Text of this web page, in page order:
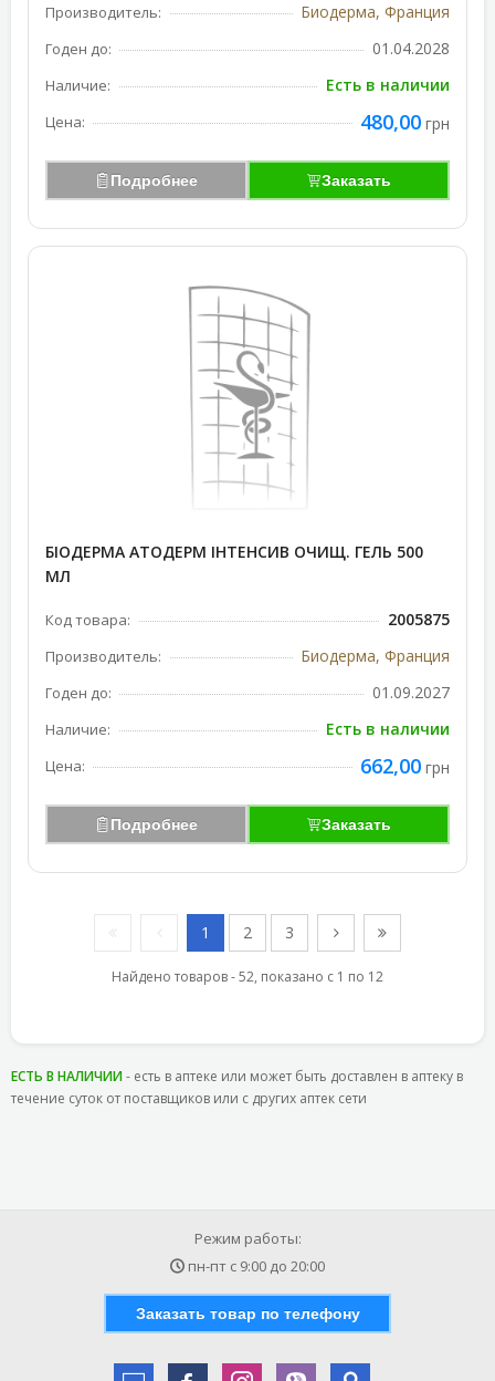
Производитель: Биодерма, Франция
Годен до: 01.04.2028
Наличие: Есть в наличии
Цена: 480,00 грн
Подробнее Заказать
БІОДЕРМА АТОДЕРМ ІНТЕНСИВ ОЧИЩ. ГЕЛЬ 500
МЛ
Код товара: 2005875
Производитель: Биодерма, Франция
Годен до: 01.09.2027
Наличие: Есть в наличии
Цена: 662,00 грн
Подробнее Заказать
1 2 3
Найдено товаров - 52, показано с 1 по 12
ЕСТЬ В НАЛИЧИИ- есть в аптеке или может быть доставлен в аптеку в
течение суток от поставщиков или с других аптек сети
Режим работы:
пн-пт с 9:00 до 20:00
Заказать товар по телефону